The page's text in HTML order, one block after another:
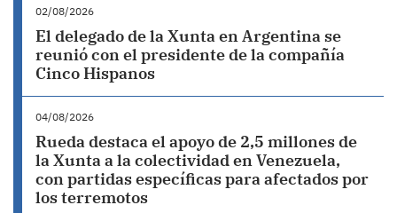
02/08/2026
El delegado de la Xunta en Argentina se
reunió con el presidente de la compañía
Cinco Hispanos
04/08/2026
Rueda destaca el apoyo de 2,5 millones de
la Xunta a la colectividad en Venezuela,
con partidas específicas para afectados por
los terremotos